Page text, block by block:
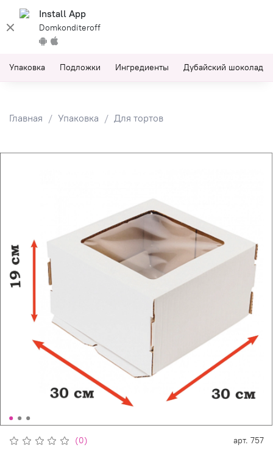
Install App
Domkonditeroff
Упаковка Подложки Ингредиенты Дубайский шоколад
Главная Упаковка Для тортов
(0) арт. 757